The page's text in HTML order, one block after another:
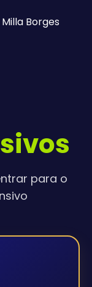
Borges
para o